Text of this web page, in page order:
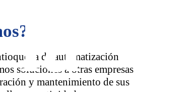
de automatización
soluciones a otras empresas
y mantenimiento de sus
la